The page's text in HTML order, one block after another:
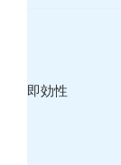
即効性